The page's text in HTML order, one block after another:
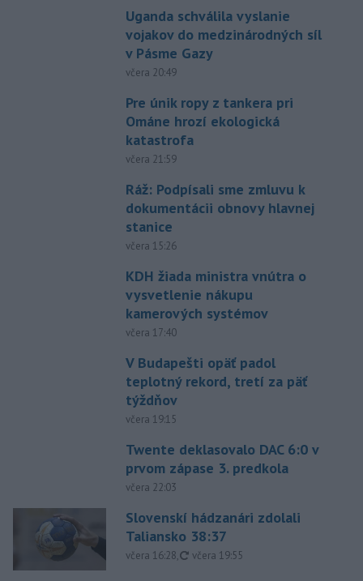
Uganda schválila vyslanie
vojakov do medzinárodných síl
v Pásme Gazy
včera 20:49
Pre únik ropy z tankera pri
Ománe hrozí ekologická
katastrofa
včera 21:59
Ráž: Podpísali sme zmluvu k
dokumentácii obnovy hlavnej
stanice
včera 15:26
KDH žiada ministra vnútra o
vysvetlenie nákupu
kamerových systémov
včera 17:40
V Budapešti opäť padol
teplotný rekord, tretí za päť
týždňov
včera 19:15
Twente deklasovalo DAC 6:0 v
prvom zápase 3. predkola
včera 22:03
Slovenskí hádzanári zdolali
Taliansko 38:37
včera 16:28, aktualizované
včera 19:55